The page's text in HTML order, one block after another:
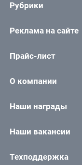
Рубрики
Реклама на сайте
Прайс-лист
О компании
Наши награды
Наши вакансии
Техподдержка